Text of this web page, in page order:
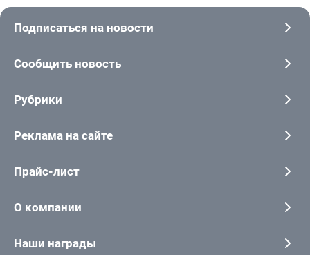
Подписаться на новости
Сообщить новость
Рубрики
Реклама на сайте
Прайс-лист
О компании
Наши награды